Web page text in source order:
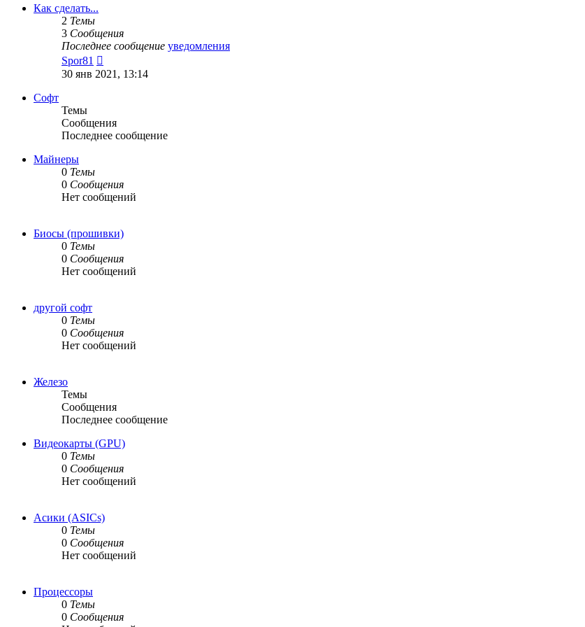
Как сделать...
2 Темы
3 Сообщения
Последнее сообщение уведомления
Spor81
к
30 янв 2021, 13:14
Софт
Темы
Сообщения
Последнее сообщение
Майнеры
0 Темы
0 Сообщения
Нет сообщений
Биосы (прошивки)
0 Темы
0 Сообщения
Нет сообщений
другой софт
0 Темы
0 Сообщения
Нет сообщений
Железо
Темы
Сообщения
Последнее сообщение
Видеокарты (GPU)
0 Темы
0 Сообщения
Нет сообщений
Асики (ASICs)
0 Темы
0 Сообщения
Нет сообщений
Процессоры
0 Темы
0 Сообщения